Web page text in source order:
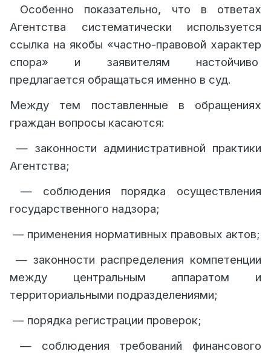
Особенно показательно, что в ответах
Агентства систематически используется
ссылка на якобы «частно-правовой характер
спора» и заявителям настойчиво
предлагается обращаться именно в суд.
Между тем поставленные в обращениях
граждан вопросы касаются:
— законности административной практики
Агентства;
— соблюдения порядка осуществления
государственного надзора;
— применения нормативных правовых актов;
— законности распределения компетенции
между центральным аппаратом и
территориальными подразделениями;
— порядка регистрации проверок;
— соблюдения требований финансового